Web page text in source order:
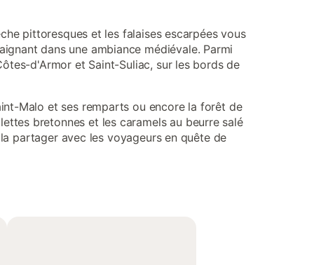
pittoresques et les falaises escarpées vous
dans une ambiance médiévale. Parmi
d'Armor et Saint-Suliac, sur les bords de
Malo et ses remparts ou encore la forêt de
bretonnes et les caramels au beurre salé
partager avec les voyageurs en quête de